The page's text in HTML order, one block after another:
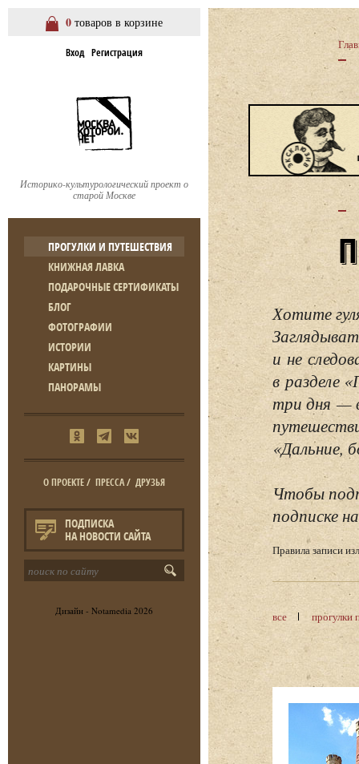
0 товаров в корзине
Вход Регистрация
Историко-культурологический проект о
старой Москве
ПРОГУЛКИ И ПУТЕШЕСТВИЯ
КНИЖНАЯ ЛАВКА
ПОДАРОЧНЫЕ СЕРТИФИКАТЫ
БЛОГ
ФОТОГРАФИИ
ИСТОРИИ
КАРТИНЫ
ПАНОРАМЫ
О ПРОЕКТЕ/ ПРЕССА/ ДРУЗЬЯ
ПОДПИСКА
НА НОВОСТИ САЙТА
Дизайн - Notamedia 2026
Хотите
и не
в разделе
три дня —
«Дальние,
Чтобы
подписке
Правила записи
все прогулки